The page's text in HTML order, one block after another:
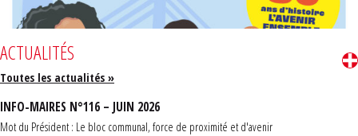
ACTUALITÉS
Toutes les actualités »
INFO-MAIRES N°116 – JUIN 2026
Mot du Président : Le bloc communal, force de proximité et d'avenir